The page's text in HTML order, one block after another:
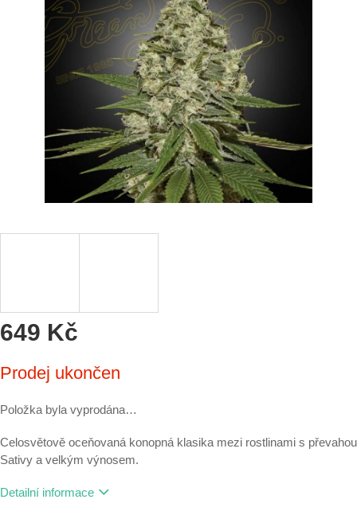
649 Kč
cena:
Prodej ukončen
Položka byla vyprodána…
Celosvětově oceňovaná konopná klasika mezi rostlinami s převahou
Sativy a velkým výnosem.
Detailní informace